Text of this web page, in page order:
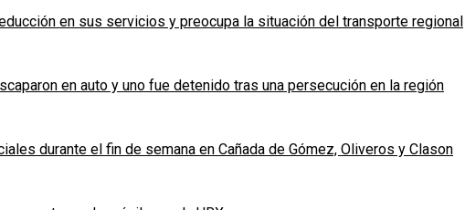
en sus servicios y preocupa la situación del transporte regional
en auto y uno fue detenido tras una persecución en la región
durante el fin de semana en Cañada de Gómez, Oliveros y Clason